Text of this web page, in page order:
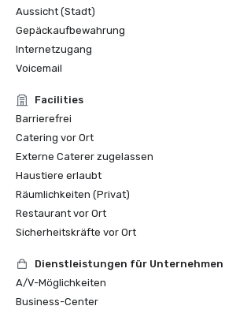
Aussicht (Stadt)
Gepäckaufbewahrung
Internetzugang
Voicemail
Facilities
Barrierefrei
Catering vor Ort
Externe Caterer zugelassen
Haustiere erlaubt
Räumlichkeiten (Privat)
Restaurant vor Ort
Sicherheitskräfte vor Ort
Dienstleistungen für Unternehmen
A/V-Möglichkeiten
Business-Center